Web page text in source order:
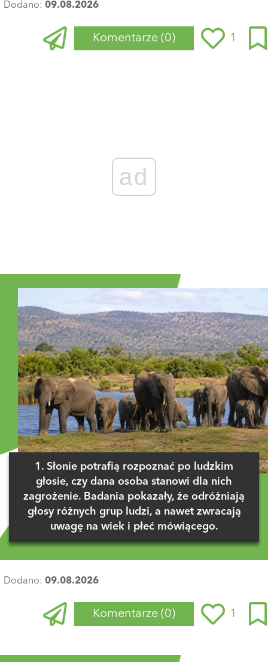
Dodano: 09.08.2026
Komentarze (0) 1
ad
1. Słonie potrafią rozpoznać po ludzkim
głosie, czy dana osoba stanowi dla nich
zagrożenie. Badania pokazały, że odróżniają
głosy różnych grup ludzi, a nawet zwracają
uwagę na wiek i płeć mówiącego.
Dodano: 09.08.2026
Komentarze (0) 1